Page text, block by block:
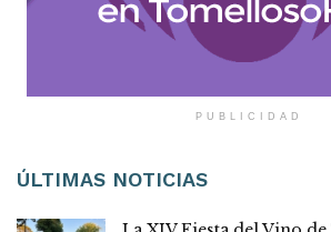
ÚLTIMAS NOTICIAS